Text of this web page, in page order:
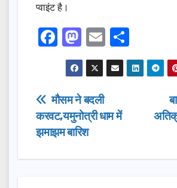
प्वाइंट है।
F
a
c
e
b
o
M
a
st
o
d
o
E
m
ail
h
ar
Post
navigation
मौसम ने बदली
करवट,यमुनोत्री धाम में
झमाझम बारिश